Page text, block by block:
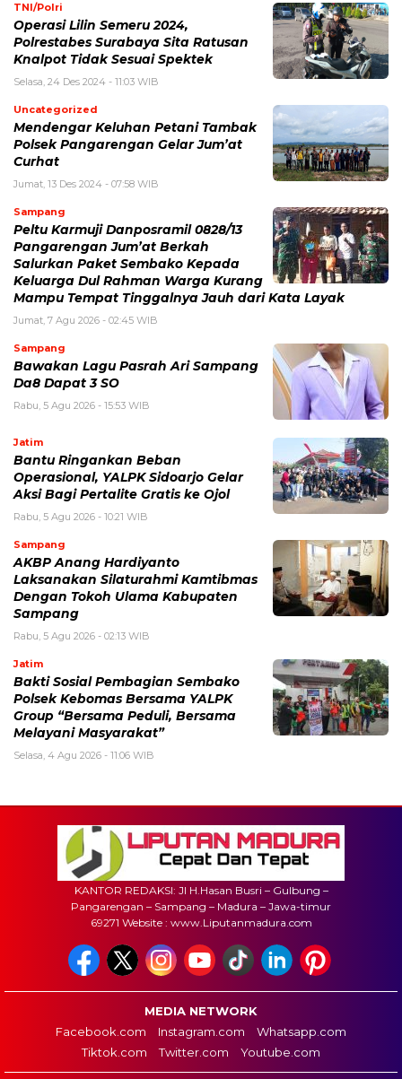
TNI/Polri
Operasi Lilin Semeru 2024,
Polrestabes Surabaya Sita Ratusan
Knalpot Tidak Sesuai Spektek
Selasa, 24 Des 2024 - 11:03 WIB
Uncategorized
Mendengar Keluhan Petani Tambak
Polsek Pangarengan Gelar Jum’at
Curhat
Jumat, 13 Des 2024 - 07:58 WIB
Sampang
Peltu Karmuji Danposramil 0828/13
Pangarengan Jum’at Berkah
Salurkan Paket Sembako Kepada
Keluarga Dul Rahman Warga Kurang
Mampu Tempat Tinggalnya Jauh dari Kata Layak
Jumat, 7 Agu 2026 - 02:45 WIB
Sampang
Bawakan Lagu Pasrah Ari Sampang
Da8 Dapat 3 SO
Rabu, 5 Agu 2026 - 15:53 WIB
Jatim
Bantu Ringankan Beban
Operasional, YALPK Sidoarjo Gelar
Aksi Bagi Pertalite Gratis ke Ojol
Rabu, 5 Agu 2026 - 10:21 WIB
Sampang
AKBP Anang Hardiyanto
Laksanakan Silaturahmi Kamtibmas
Dengan Tokoh Ulama Kabupaten
Sampang
Rabu, 5 Agu 2026 - 02:13 WIB
Jatim
Bakti Sosial Pembagian Sembako
Polsek Kebomas Bersama YALPK
Group “Bersama Peduli, Bersama
Melayani Masyarakat”
Selasa, 4 Agu 2026 - 11:06 WIB
KANTOR REDAKSI: Jl H.Hasan Busri – Gulbung –
Pangarengan – Sampang – Madura – Jawa-timur
69271 Website : www.Liputanmadura.com
MEDIA NETWORK
Facebook.com
Instagram.com
Whatsapp.com
Tiktok.com
Twitter.com Youtube.com